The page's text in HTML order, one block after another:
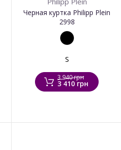
Черная куртка Philipp Plein
2998
S
3 940 грн
3 410 грн